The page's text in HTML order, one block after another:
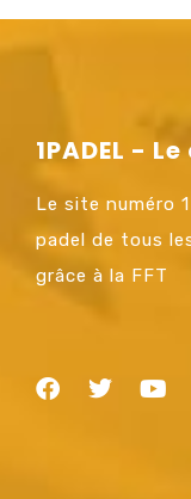
1PADEL -
Le site numéro
padel de tous
grâce à la FFT